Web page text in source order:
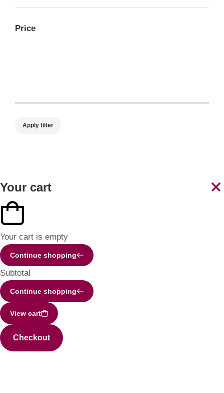
Price
Apply filter
Your cart
Your cart is empty
Continue shopping
Subtotal
Continue shopping
View cart
Checkout